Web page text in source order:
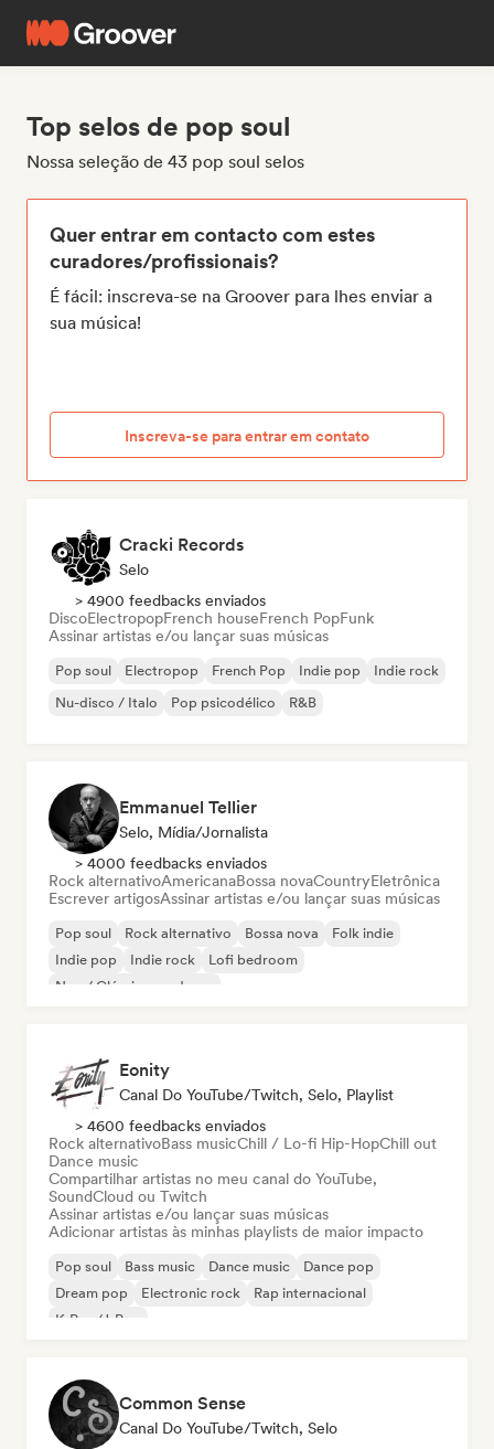
Top selos de pop soul
Nossa seleção de 43 pop soul selos
Quer entrar em contacto com estes
curadores/profissionais?
É fácil: inscreva-se na Groover para lhes enviar a
sua música!
Inscreva-se para entrar em contato
Cracki Records
Selo
> 4900 feedbacks enviados
DiscoElectropopFrench houseFrench PopFunk
Assinar artistas e/ou lançar suas músicas
Pop soul Electropop French Pop Indie pop
Indie rock
Nu-disco / Italo
Pop psicodélico R&B
Emmanuel Tellier
Selo, Mídia/Jornalista
> 4000 feedbacks enviados
Rock alternativoAmericanaBossa novaCountryEletrônica
Escrever artigosAssinar artistas e/ou lançar suas músicas
Pop soul Rock alternativo Bossa nova
Folk indie
Indie pop
Indie rock
Lofi bedroom
Neo / Clássico moderno
Eonity
Canal Do YouTube/Twitch, Selo, Playlist
> 4600 feedbacks enviados
Rock alternativoBass musicChill / Lo-fi Hip-HopChill out
Dance music
Compartilhar artistas no meu canal do YouTube,
SoundCloud ou Twitch
Assinar artistas e/ou lançar suas músicas
Adicionar artistas às minhas playlists de maior impacto
Pop soul Bass music Dance music
Dance pop
Dream pop
Electronic rock
Rap internacional
K-Pop/J-Pop
Common Sense
Canal Do YouTube/Twitch, Selo